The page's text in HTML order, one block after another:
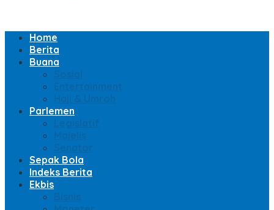
Home
Berita
Buana
Sosial
Entertainment
Haji & Umroh
Parlemen
Legislatif
Majelis
Senator
Sepak Bola
Indeks Berita
Ekbis
Bisnis